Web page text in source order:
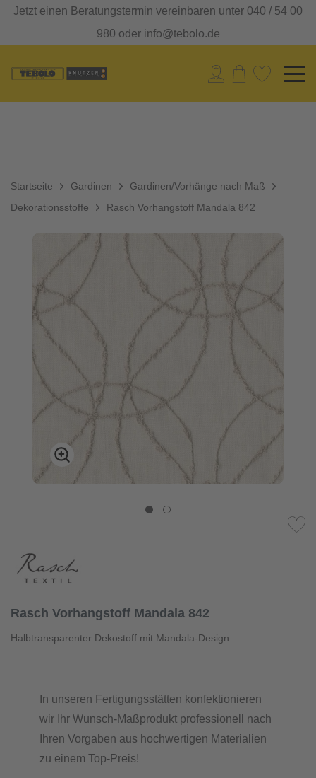
Jetzt einen Beratungstermin vereinbaren unter 040 / 54 00
980 oder info@tebolo.de
Startseite Gardinen
Gardinen/Vorhänge nach Maß
Dekorationsstoffe
Rasch Vorhangstoff Mandala 842
Rasch Vorhangstoff Mandala 842
Halbtransparenter Dekostoff mit Mandala-Design
In unseren Fertigungsstätten konfektionieren
wir Ihr Wunsch-Maßprodukt professionell nach
Ihren Vorgaben aus hochwertigen Materialien
zu einem Top-Preis!